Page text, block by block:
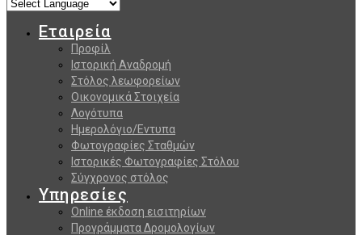
Εταιρεία
Προφίλ
Ιστορική Αναδρομή
Στόλος λεωφορείων
Οικονομικά Στοιχεία
Λογότυπα
Ημερολόγιο/Εντυπα
Φωτογραφίες Σταθμών
Ιστορικές Φωτογραφίες Στόλου
Σύγχρονος στόλος
Υπηρεσίες
Online έκδοση εισιτηρίων
Προγράμματα Δρομολογίων